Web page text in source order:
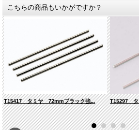
こちらの商品もいかがですか？
T15417 タミヤ 72mmブラック強... T15297 タ